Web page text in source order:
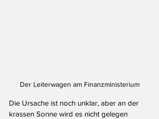
Der Leiterwagen am Finanzministerium
Die Ursache ist noch unklar, aber an der
krassen Sonne wird es nicht gelegen